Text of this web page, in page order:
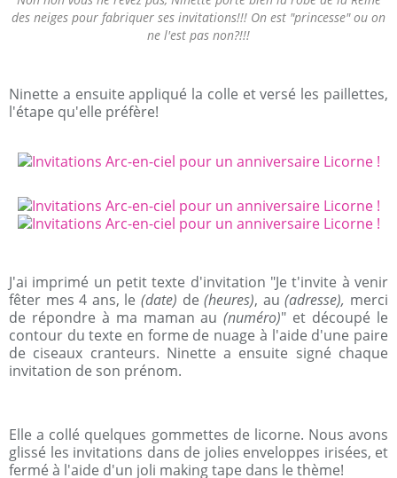
des neiges pour fabriquer ses invitations!!! On est "princesse" ou on
ne l'est pas non?!!!
Ninette a ensuite appliqué la colle et versé les paillettes,
l'étape qu'elle préfère!
J'ai imprimé un petit texte d'invitation "Je t'invite à venir
fêter mes 4 ans, le (date) de (heures), au(adresse), merci
de répondre à ma maman au(numéro)" et découpé le
contour du texte en forme de nuage à l'aide d'une paire
de ciseaux cranteurs. Ninette a ensuite signé chaque
invitation de son prénom.
Elle a collé quelques gommettes de licorne. Nous avons
glissé les invitations dans de jolies enveloppes irisées, et
fermé à l'aide d'un joli making tape dans le thème!